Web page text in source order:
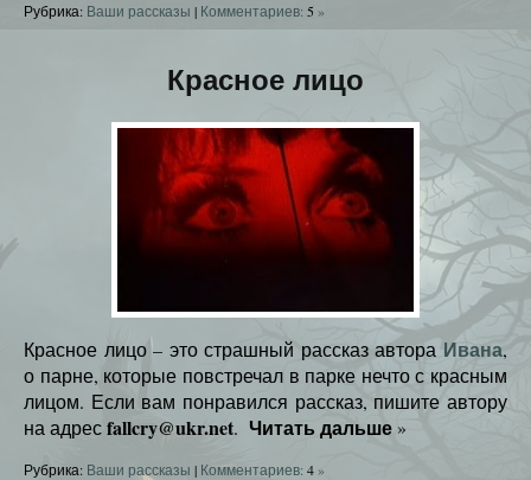
Рубрика: Ваши рассказы | Комментариев: 5 »
Красное лицо
Красное лицо – это страшный рассказ автора Ивана,
о парне, которые повстречал в парке нечто с красным
лицом. Если вам понравился рассказ, пишите автору
на адресfallcry@ukr.net. Читать дальше »
Рубрика: Ваши рассказы | Комментариев: 4»